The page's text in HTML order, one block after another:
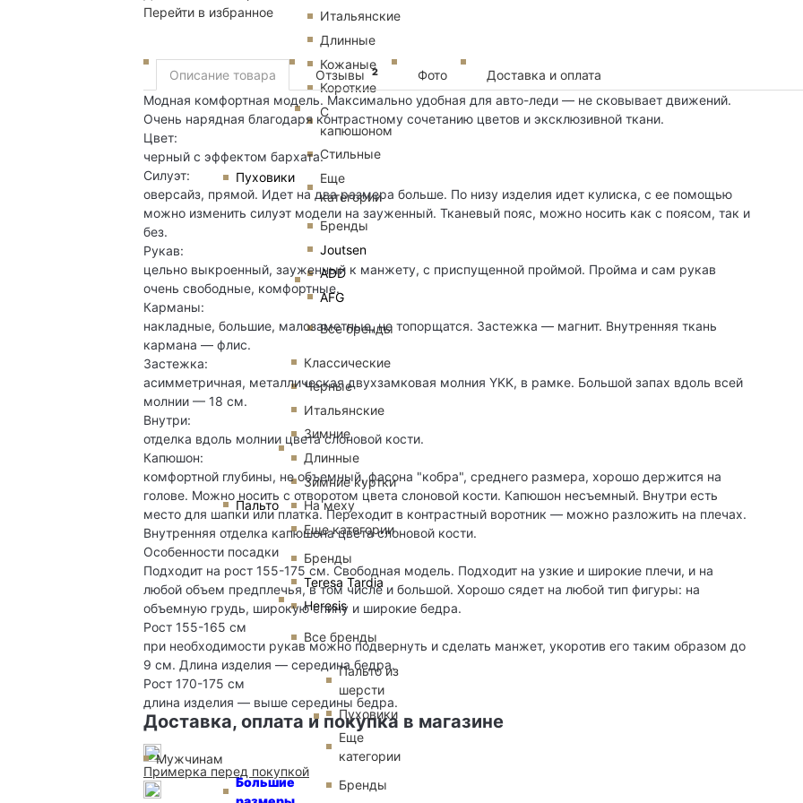
Мужчинам
Пуховики
Итальянские
Длинные
Кожаные
Короткие
С
капюшоном
Стильные
Еще
категории
Бренды
Joutsen
ADD
AFG
Все бренды
Пальто
Классические
Черные
Итальянские
Зимние
Длинные
Зимние куртки
На меху
Еще категории
Бренды
Teresa Tardia
Heresis
Все бренды
Большие
Пальто из
шерсти
Пуховики
Еще
категории
Бренды
Перейти в избранное
Описание товара Отзывы 2 Фото
Доставка и оплата
Модная комфортная модель. Максимально удобная для авто-леди — не сковывает движений.
Очень нарядная благодаря контрастному сочетанию цветов и эксклюзивной ткани.
Цвет:
черный с эффектом бархата.
Силуэт:
оверсайз, прямой. Идет на два размера больше. По низу изделия идет кулиска, с ее помощью
можно изменить силуэт модели на зауженный. Тканевый пояс, можно носить как с поясом, так и
без.
Рукав:
цельно выкроенный, зауженный к манжету, с приспущенной проймой. Пройма и сам рукав
очень свободные, комфортные.
Карманы:
накладные, большие, малозаметные, не топорщатся. Застежка — магнит. Внутренняя ткань
кармана — флис.
Застежка:
асимметричная, металлическая двухзамковая молния YKK, в рамке. Большой запах вдоль всей
молнии — 18 см.
Внутри:
отделка вдоль молнии цвета слоновой кости.
Капюшон:
комфортной глубины, не объемный, фасона "кобра", среднего размера, хорошо держится на
голове. Можно носить с отворотом цвета слоновой кости. Капюшон несъемный. Внутри есть
место для шапки или платка. Переходит в контрастный воротник — можно разложить на плечах.
Внутренняя отделка капюшона цвета слоновой кости.
Особенности посадки
Подходит на рост 155-175 см. Свободная модель. Подходит на узкие и широкие плечи, и на
любой объем предплечья, в том числе и большой. Хорошо сядет на любой тип фигуры: на
объемную грудь, широкую спину и широкие бедра.
Рост 155-165 см
при необходимости рукав можно подвернуть и сделать манжет, укоротив его таким образом до
9 см. Длина изделия — середина бедра.
Рост 170-175 см
длина изделия — выше середины бедра.
Доставка, оплата и покупка в магазине
Примерка перед покупкой